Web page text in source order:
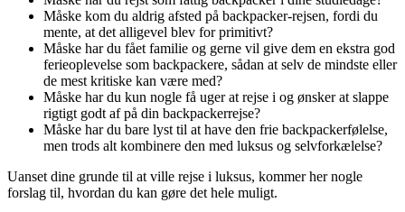
Måske kom du aldrig afsted på backpacker-rejsen, fordi du
mente, at det alligevel blev for primitivt?
Måske har du fået familie og gerne vil give dem en ekstra god
ferieoplevelse som backpackere, sådan at selv de mindste eller
de mest kritiske kan være med?
Måske har du kun nogle få uger at rejse i og ønsker at slappe
rigtigt godt af på din backpackerrejse?
Måske har du bare lyst til at have den frie backpackerfølelse,
men trods alt kombinere den med luksus og selvforkælelse?
Uanset dine grunde til at ville rejse i luksus, kommer her nogle
forslag til, hvordan du kan gøre det hele muligt.